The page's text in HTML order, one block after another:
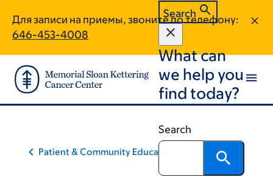
main
content
footer
Для записи на приемы, звоните по телефону:
646-453-4008
Search
What can
we help you
find today?
Search
Patient & Community Education